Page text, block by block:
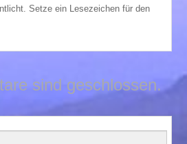
Setze ein Lesezeichen für den
sind geschlossen.